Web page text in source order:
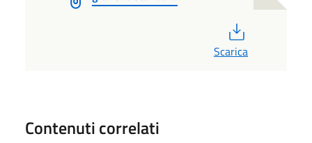
Scarica
Contenuti correlati